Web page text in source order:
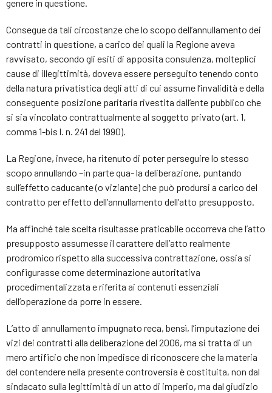
genere in questione.
Consegue da tali circostanze che lo scopo dell’annullamento dei
contratti in questione, a carico dei quali la Regione aveva
ravvisato, secondo gli esiti di apposita consulenza, molteplici
cause di illegittimità, doveva essere perseguito tenendo conto
della natura privatistica degli atti di cui assume l’invalidità e della
conseguente posizione paritaria rivestita dall’ente pubblico che
si sia vincolato contrattualmente al soggetto privato (art. 1,
comma 1-bis l. n. 241 del 1990).
La Regione, invece, ha ritenuto di poter perseguire lo stesso
scopo annullando –in parte qua- la deliberazione, puntando
sull’effetto caducante (o viziante) che può prodursi a carico del
contratto per effetto dell’annullamento dell’atto presupposto.
Ma affinché tale scelta risultasse praticabile occorreva che l’atto
presupposto assumesse il carattere dell’atto realmente
prodromico rispetto alla successiva contrattazione, ossia si
configurasse come determinazione autoritativa
procedimentalizzata e riferita ai contenuti essenziali
dell’operazione da porre in essere.
L’atto di annullamento impugnato reca, bensì, l’imputazione dei
vizi dei contratti alla deliberazione del 2006, ma si tratta di un
mero artificio che non impedisce di riconoscere che la materia
del contendere nella presente controversia è costituita, non dal
sindacato sulla legittimità di un atto di imperio, ma dal giudizio